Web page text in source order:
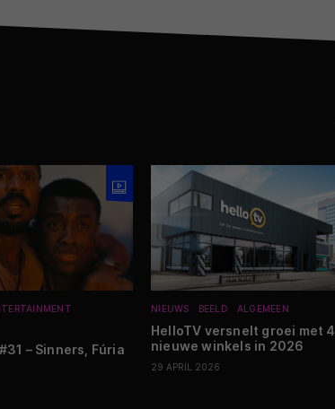
– Sinners, Fúria
NIEUWS BEELD ALGEMEEN
HelloTV versnelt groei met 4
nieuwe winkels in 2026
29 APRIL 2026